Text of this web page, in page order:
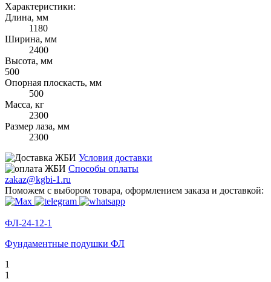
Характеристики:
Длина, мм
1180
Ширина, мм
2400
Высота, мм
500
Опорная плоскасть, мм
500
Масса, кг
2300
Размер лаза, мм
2300
Условия доставки
Способы оплаты
zakaz@kgbi-1.ru
Поможем с выбором товара, оформлением заказа и доставкой:
ФЛ-24-12-1
Фундаментные подушки ФЛ
1
1